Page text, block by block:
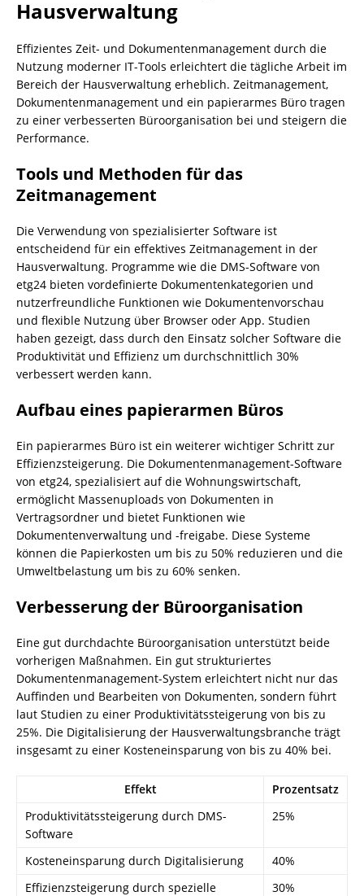
Hausverwaltung
Effizientes Zeit- und Dokumentenmanagement durch die
Nutzung moderner IT-Tools erleichtert die tägliche Arbeit im
Bereich der Hausverwaltung erheblich. Zeitmanagement,
Dokumentenmanagement und ein papierarmes Büro tragen
zu einer verbesserten Büroorganisation bei und steigern die
Performance.
Tools und Methoden für das
Zeitmanagement
Die Verwendung von spezialisierter Software ist
entscheidend für ein effektives Zeitmanagement in der
Hausverwaltung. Programme wie die DMS-Software von
etg24 bieten vordefinierte Dokumentenkategorien und
nutzerfreundliche Funktionen wie Dokumentenvorschau
und flexible Nutzung über Browser oder App. Studien
haben gezeigt, dass durch den Einsatz solcher Software die
Produktivität und Effizienz um durchschnittlich 30%
verbessert werden kann.
Aufbau eines papierarmen Büros
Ein papierarmes Büro ist ein weiterer wichtiger Schritt zur
Effizienzsteigerung. Die Dokumentenmanagement-Software
von etg24, spezialisiert auf die Wohnungswirtschaft,
ermöglicht Massenuploads von Dokumenten in
Vertragsordner und bietet Funktionen wie
Dokumentenverwaltung und -freigabe. Diese Systeme
können die Papierkosten um bis zu 50% reduzieren und die
Umweltbelastung um bis zu 60% senken.
Verbesserung der Büroorganisation
Eine gut durchdachte Büroorganisation unterstützt beide
vorherigen Maßnahmen. Ein gut strukturiertes
Dokumentenmanagement-System erleichtert nicht nur das
Auffinden und Bearbeiten von Dokumenten, sondern führt
laut Studien zu einer Produktivitätssteigerung von bis zu
25%. Die Digitalisierung der Hausverwaltungsbranche trägt
insgesamt zu einer Kosteneinsparung von bis zu 40% bei.
Effekt
Prozentsatz
Produktivitätssteigerung durch DMS-
Software
25%
Kosteneinsparung durch Digitalisierung
40%
Effizienzsteigerung durch spezielle
30%